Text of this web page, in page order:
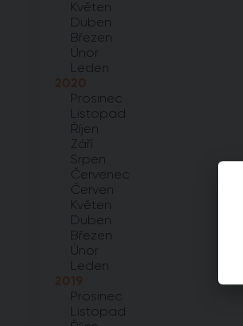
Květen
Duben
Březen
Únor
Leden
2020
Prosinec
Listopad
Říjen
Září
Srpen
Červenec
Červen
Květen
Duben
Březen
Únor
Leden
2019
Prosinec
Listopad